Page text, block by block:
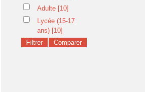
Adulte [10]
Lycée (15-17
ans) [10]